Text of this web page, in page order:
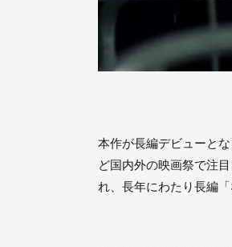
本作が⻑編デビューと
ど国内外の映画祭で注
れ、⻑年にわたり⻑編